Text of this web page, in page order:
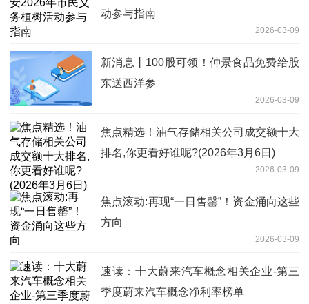
动参与指南
2026-03-09
新消息丨100股可领！仲景食品免费给股
东送西洋参
2026-03-09
焦点精选！油气存储相关公司成交额十大
排名,你更看好谁呢?(2026年3月6日)
2026-03-09
焦点滚动:再现“一日售罄”！资金涌向这些
方向
2026-03-09
速读：十大蔚来汽车概念相关企业-第三
季度蔚来汽车概念净利率榜单